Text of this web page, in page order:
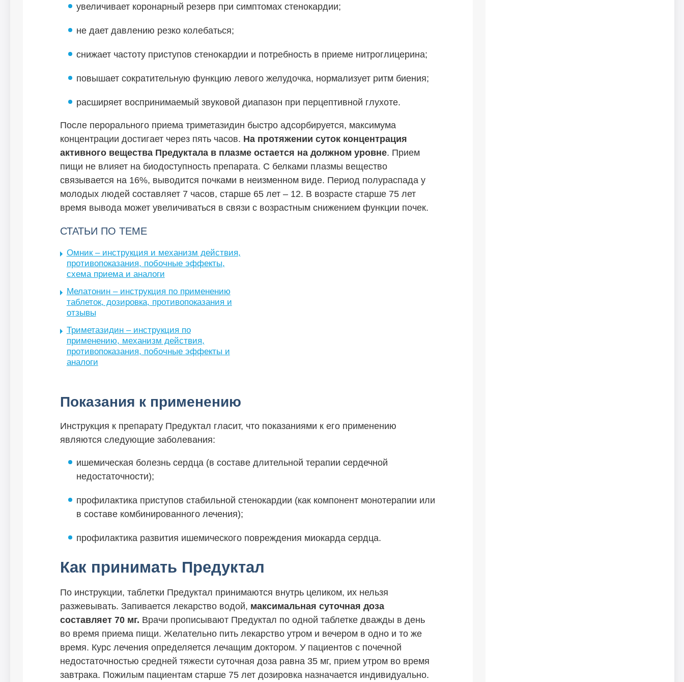
увеличивает коронарный резерв при симптомах стенокардии;
не дает давлению резко колебаться;
снижает частоту приступов стенокардии и потребность в приеме нитроглицерина;
повышает сократительную функцию левого желудочка, нормализует ритм биения;
расширяет воспринимаемый звуковой диапазон при перцептивной глухоте.
После перорального приема триметазидин быстро адсорбируется, максимума
концентрации достигает через пять часов. На протяжении суток концентрация
активного вещества Предуктала в плазме остается на должном уровне. Прием
пищи не влияет на биодоступность препарата. С белками плазмы вещество
связывается на 16%, выводится почками в неизменном виде. Период полураспада у
молодых людей составляет 7 часов, старше 65 лет – 12. В возрасте старше 75 лет
время вывода может увеличиваться в связи с возрастным снижением функции почек.
СТАТЬИ ПО ТЕМЕ
Омник – инструкция и механизм действия,
противопоказания, побочные эффекты,
схема приема и аналоги
Мелатонин – инструкция по применению
таблеток, дозировка, противопоказания и
отзывы
Триметазидин – инструкция по
применению, механизм действия,
противопоказания, побочные эффекты и
аналоги
Показания к применению
Инструкция к препарату Предуктал гласит, что показаниями к его применению
являются следующие заболевания:
ишемическая болезнь сердца (в составе длительной терапии сердечной
недостаточности);
профилактика приступов стабильной стенокардии (как компонент монотерапии или
в составе комбинированного лечения);
профилактика развития ишемического повреждения миокарда сердца.
Как принимать Предуктал
По инструкции, таблетки Предуктал принимаются внутрь целиком, их нельзя
разжевывать. Запивается лекарство водой, максимальная суточная доза
составляет 70 мг. Врачи прописывают Предуктал по одной таблетке дважды в день
во время приема пищи. Желательно пить лекарство утром и вечером в одно и то же
время. Курс лечения определяется лечащим доктором. У пациентов с почечной
недостаточностью средней тяжести суточная доза равна 35 мг, прием утром во время
завтрака. Пожилым пациентам старше 75 лет дозировка назначается индивидуально.